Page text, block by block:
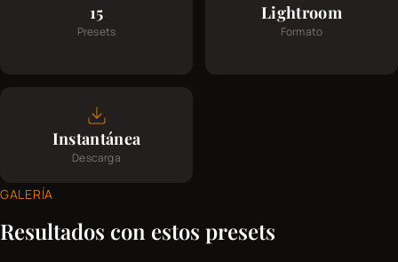
15
Presets
Lightroom
Formato
Instantánea
Descarga
GALERÍA
Resultados con estos presets